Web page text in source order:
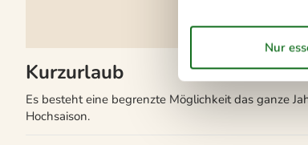
Kurzurlaub
Es besteht eine begrenzte Möglichkeit das ganze
Hochsaison.